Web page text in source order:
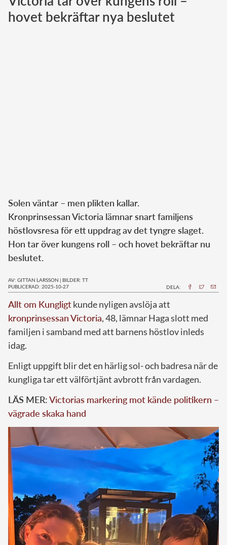
Norska kungahuset
hovet bekräftar nya beslutet
Solen väntar – men plikten kallar.
Kronprinsessan Victoria lämnar snart familjens
höstlovsresa för ett uppdrag av det tyngre slaget.
Hon tar över kungens roll – och hovet bekräftar nu
beslutet.
AV: GITTAN LARSSON | BILDER: TT
PUBLICERAD: 2025-10-27
DELA:
Allt om Kungligtkunde nyligen avslöja att
kronprinsessan Victoria, 48, lämnar Haga slott med
familjen i samband med att barnens höstlov inleds
idag.
Enligt uppgift blir det en härlig sol- och badresa när de
kungliga tar ett välförtjänt avbrott från vardagen.
LÄS MER:Victorias markering mot kände politikern –
vägrade skaka hand